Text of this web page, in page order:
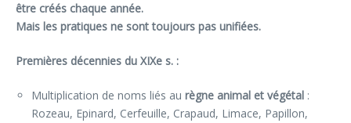
être créés chaque année.
Mais les pratiques ne sont toujours pas unifiées.
Premières décennies du XIXe s. :
Multiplication de noms liés au règne animal et végétal :
Rozeau, Epinard, Cerfeuille, Crapaud, Limace, Papillon,